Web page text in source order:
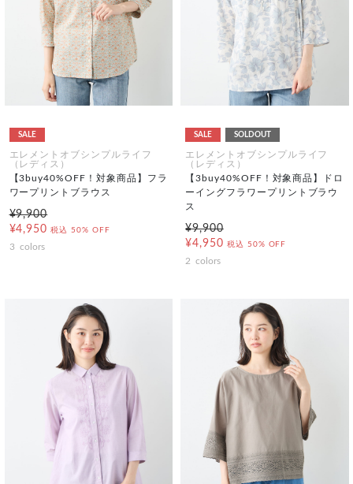
SALE
エレメントオブシンプルライフ
（レディス）
【3buy40%OFF！対象商品】フラ
ワープリントブラウス
¥9,900
¥4,950 税込 50% OFF
3 colors
SALE SOLDOUT
エレメントオブシンプルライフ
（レディス）
【3buy40%OFF！対象商品】ドロ
ーイングフラワープリントブラウ
ス
¥9,900
¥4,950 税込 50% OFF
2 colors